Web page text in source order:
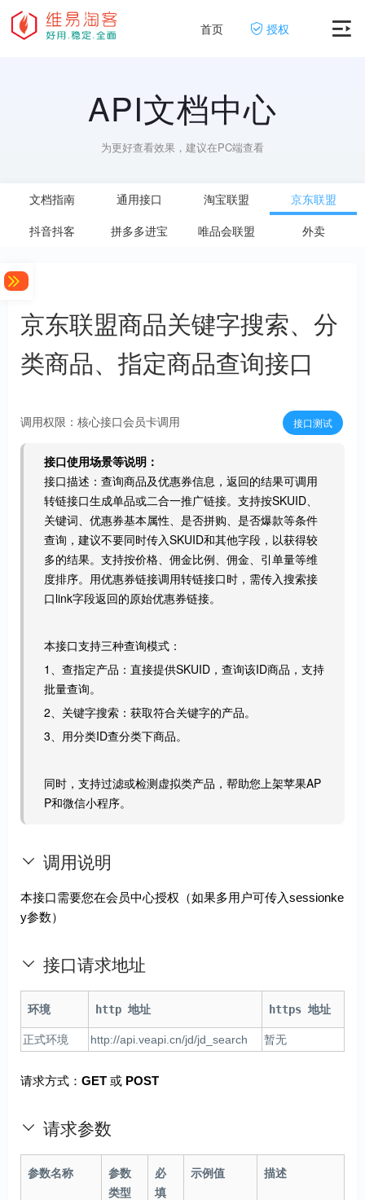
首页 授权
API文档中心
为更好查看效果，建议在PC端查看
文档指南 通用接口 淘宝联盟
京东联盟
抖音抖客
拼多多进宝 唯品会联盟 外卖
京东联盟商品关键字搜索、分
类商品、指定商品查询接口
调用权限：核心接口会员卡调用 接口测试
接口使用场景等说明：
接口描述：查询商品及优惠券信息，返回的结果可调用
转链接口生成单品或二合一推广链接。支持按SKUID、
关键词、优惠券基本属性、是否拼购、是否爆款等条件
查询，建议不要同时传入SKUID和其他字段，以获得较
多的结果。支持按价格、佣金比例、佣金、引单量等维
度排序。用优惠券链接调用转链接口时，需传入搜索接
口link字段返回的原始优惠券链接。
本接口支持三种查询模式：
1、查指定产品：直接提供SKUID，查询该ID商品，支持
批量查询。
2、关键字搜索：获取符合关键字的产品。
3、用分类ID查分类下商品。
同时，支持过滤或检测虚拟类产品，帮助您上架苹果AP
P和微信小程序。
调用说明
本接口需要您在会员中心授权（如果多用户可传入sessionke
y参数）
接口请求地址
环境 http 地址 https 地址
正式环境 http://api.veapi.cn/jd/jd_search 暂无
请求方式： GET 或 POST
请求参数
参数名称
参数
类型
必
填
示例值 描述